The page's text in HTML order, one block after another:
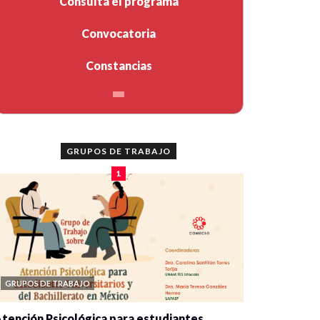
Convocatoria
Constancias
GRUPOS DE TRABAJO
1
GRUPOS DE TRABAJO